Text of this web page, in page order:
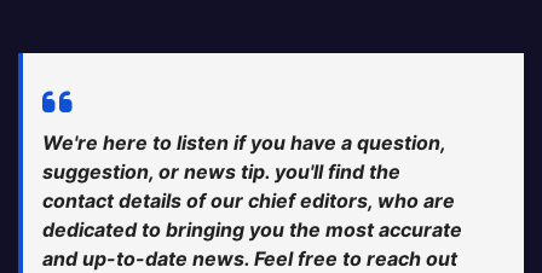
We're here to listen if you have a question,
suggestion, or news tip. you'll find the
contact details of our chief editors, who are
dedicated to bringing you the most accurate
and up-to-date news. Feel free to reach out